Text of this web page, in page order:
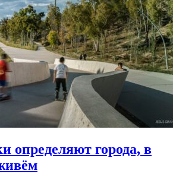
определяют города, в